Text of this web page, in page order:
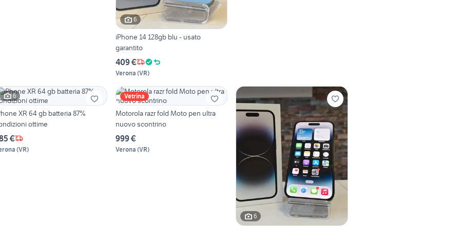
6
iPhone 14 128gb blu - usato
garantito
409 €
Verona (VR)
6
XR 64 gb batteria 87%
ottime
€
(VR)
Vetrina
Motorola razr fold Moto pen ultra
nuovo scontrino
999 €
Verona (VR)
6